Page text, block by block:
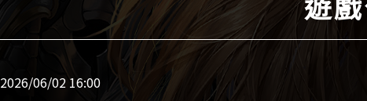
2026/06/02 16:00